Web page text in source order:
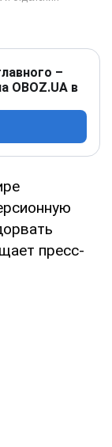
–
OBOZ.UA в
пресс-